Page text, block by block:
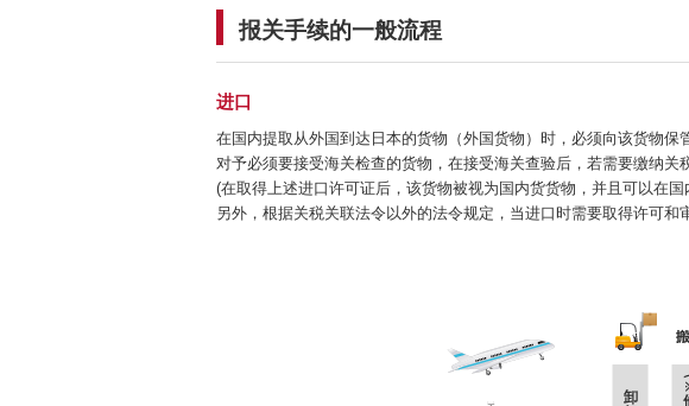
报关手续的一般流程
进口
在国内提取从外国到达日本的货物（外国货物）时，必须向该货物保
对予必须要接受海关检查的货物，在接受海关查验后，若需要缴纳
(在取得上述进口许可证后，该货物被视为国内货货物，并且可以在国
另外，根据关税关联法令以外的法令规定，当进口时需要取得许可